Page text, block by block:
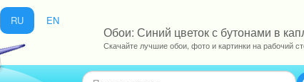
RU EN
Обои: Синий цветок с бутонами в
Скачайте лучшие обои, фото и картинки на рабочий